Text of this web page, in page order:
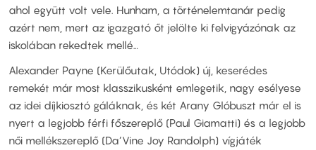
ahol együtt volt vele. Hunham, a történelemtanár pedig
azért nem, mert az igazgató őt jelölte ki felvigyázónak az
iskolában rekedtek mellé…
Alexander Payne (Kerülőutak, Utódok) új, keserédes
remekét már most klasszikusként emlegetik, nagy esélyese
az idei díjkiosztó gáláknak, és két Arany Glóbuszt már el is
nyert a legjobb férfi főszereplő (Paul Giamatti) és a legjobb
női mellékszereplő (Da’Vine Joy Randolph) vígjáték